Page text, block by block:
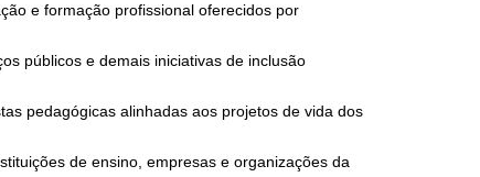
e formação profissional oferecidos por
públicos e demais iniciativas de inclusão
pedagógicas alinhadas aos projetos de vida dos
de ensino, empresas e organizações da